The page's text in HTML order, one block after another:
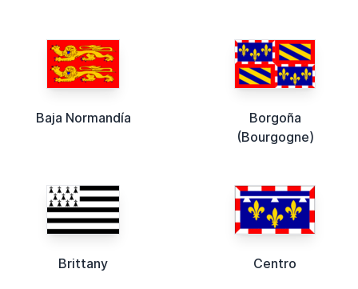
Baja Normandía
Borgoña
(Bourgogne)
Brittany Centro